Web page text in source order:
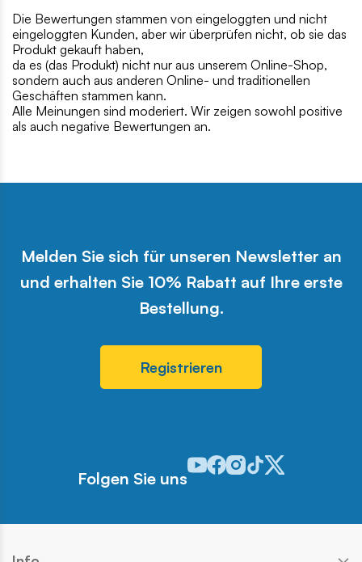
Die Bewertungen stammen von eingeloggten und nicht
eingeloggten Kunden, aber wir überprüfen nicht, ob sie das
Produkt gekauft haben,
da es (das Produkt) nicht nur aus unserem Online-Shop,
sondern auch aus anderen Online- und traditionellen
Geschäften stammen kann.
Alle Meinungen sind moderiert. Wir zeigen sowohl positive
als auch negative Bewertungen an.
Melden Sie sich für unseren Newsletter an
und erhalten Sie 10% Rabatt auf Ihre erste
Bestellung.
Registrieren
Folgen Sie uns
Odwiedź nasz profil w serwisie
Odwiedź nasz profil w
Odwiedź nasz profil w
Odwiedź nasz profil
Odwiedź nasz